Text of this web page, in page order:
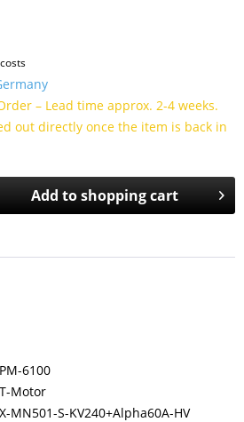
– Lead time approx. 2-4 weeks.
out directly once the item is back in
Add toshopping cart
PM-6100
T-Motor
X-MN501-S-KV240+Alpha60A-HV